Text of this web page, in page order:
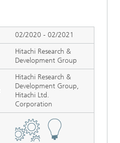
02/2020 - 02/2021
Hitachi Research &
Development Group
Hitachi Research &
Development Group,
Hitachi Ltd.
Corporation